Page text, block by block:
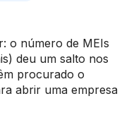
o número de MEIs
deu um salto nos
procurado o
abrir uma empresa